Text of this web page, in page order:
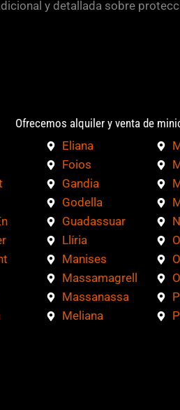
y detallada sobre
Ofrecemos alquiler y venta de
Eliana
Foios
Gandia
Godella
Guadassuar
Llíria
Manises
Massamagrell
Massanassa
Meliana